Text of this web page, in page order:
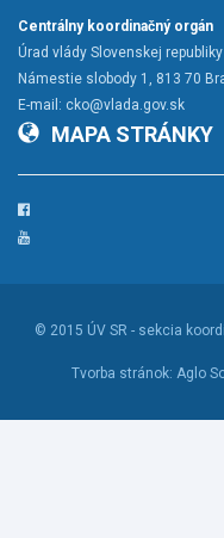
Centrálny koordinačný orgán
Úrad vlády Slovenskej republiky
Námestie slobody 1, 813 70
E-mail: cko@vlada.gov.sk
MAPA STRÁNKY
Facebook
YouTube
© 2015 ÚV SR - sekcia
Tvorba stránok: Aglo